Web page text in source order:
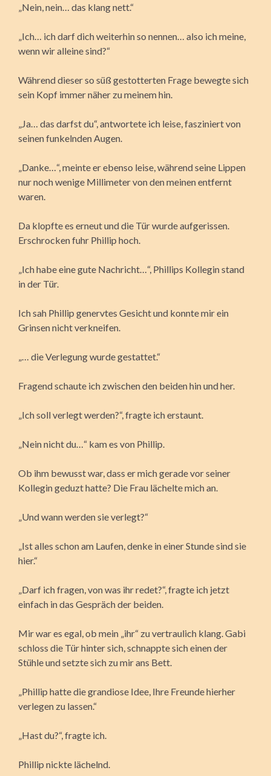
„Nein, nein… das klang nett.“
„Ich… ich darf dich weiterhin so nennen… also ich meine,
wenn wir alleine sind?“
Während dieser so süß gestotterten Frage bewegte sich
sein Kopf immer näher zu meinem hin.
„Ja… das darfst du“, antwortete ich leise, fasziniert von
seinen funkelnden Augen.
„Danke…“, meinte er ebenso leise, während seine Lippen
nur noch wenige Millimeter von den meinen entfernt
waren.
Da klopfte es erneut und die Tür wurde aufgerissen.
Erschrocken fuhr Phillip hoch.
„Ich habe eine gute Nachricht…“, Phillips Kollegin stand
in der Tür.
Ich sah Phillip genervtes Gesicht und konnte mir ein
Grinsen nicht verkneifen.
„… die Verlegung wurde gestattet.“
Fragend schaute ich zwischen den beiden hin und her.
„Ich soll verlegt werden?“, fragte ich erstaunt.
„Nein nicht du…“ kam es von Phillip.
Ob ihm bewusst war, dass er mich gerade vor seiner
Kollegin geduzt hatte? Die Frau lächelte mich an.
„Und wann werden sie verlegt?“
„Ist alles schon am Laufen, denke in einer Stunde sind sie
hier.“
„Darf ich fragen, von was ihr redet?“, fragte ich jetzt
einfach in das Gespräch der beiden.
Mir war es egal, ob mein „ihr“ zu vertraulich klang. Gabi
schloss die Tür hinter sich, schnappte sich einen der
Stühle und setzte sich zu mir ans Bett.
„Phillip hatte die grandiose Idee, Ihre Freunde hierher
verlegen zu lassen.“
„Hast du?“, fragte ich.
Phillip nickte lächelnd.